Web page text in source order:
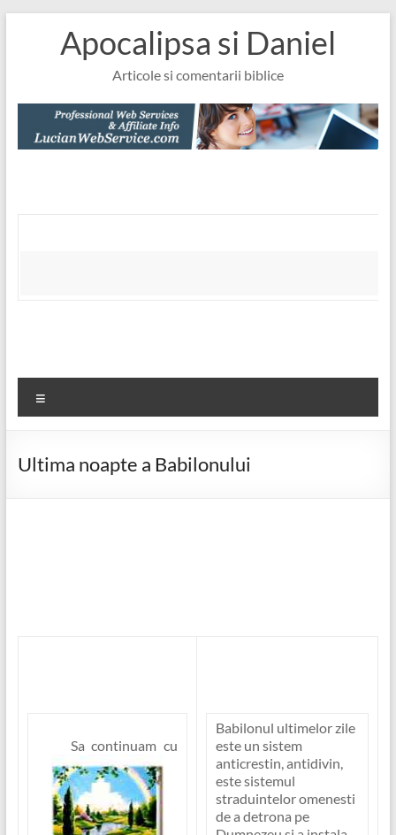
Apocalipsa si Daniel
Articole si comentarii biblice
Ultima noapte a Babilonului
Sa continuam cu
Babilonul ultimelor zile
este un sistem
anticrestin, antidivin,
este sistemul
straduintelor omenesti
de a detrona pe